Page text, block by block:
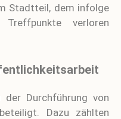
Stadtteil, dem infolge
verloren
Durchführung von
Dazu zählten